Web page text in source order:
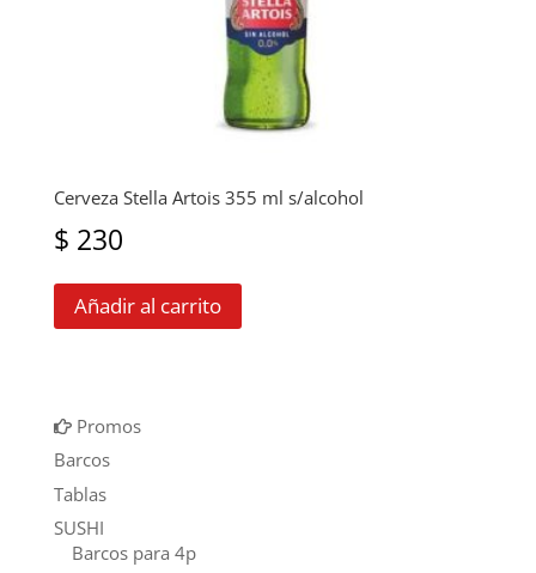
Cerveza Stella Artois 355 ml s/alcohol
$ 230
Añadir al carrito
Promos
Barcos
Tablas
SUSHI
Barcos para 4p